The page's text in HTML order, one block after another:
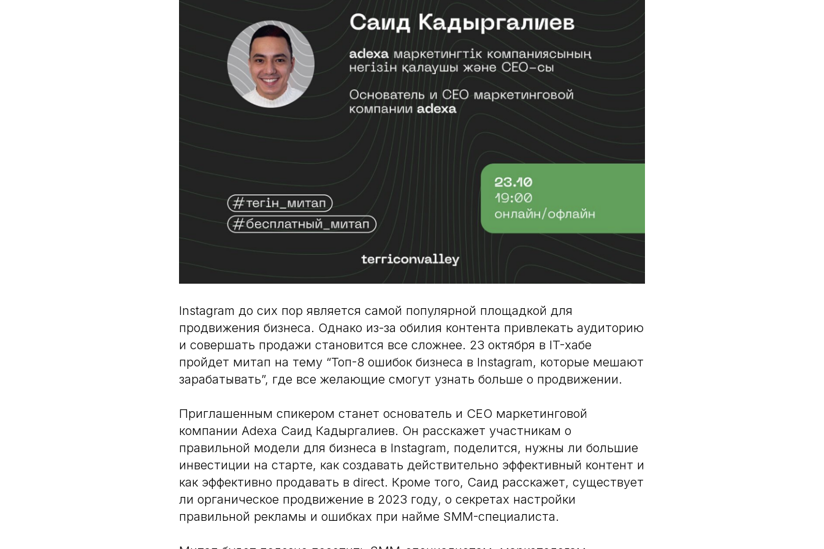
Instagram до сих пор является самой популярной площадкой для
продвижения бизнеса. Однако из-за обилия контента привлекать аудиторию
и совершать продажи становится все сложнее. 23 октября в IT-хабе
пройдет митап на тему “Топ-8 ошибок бизнеса в Instagram, которые мешают
зарабатывать”, где все желающие смогут узнать больше о продвижении.
Приглашенным спикером станет основатель и CEO маркетинговой
компании Adexa Саид Кадыргалиев. Он расскажет участникам о
правильной модели для бизнеса в Instagram, поделится, нужны ли большие
инвестиции на старте, как создавать действительно эффективный контент и
как эффективно продавать в direct. Кроме того, Саид расскажет, существует
ли органическое продвижение в 2023 году, о секретах настройки
правильной рекламы и ошибках при найме SMM-специалиста.